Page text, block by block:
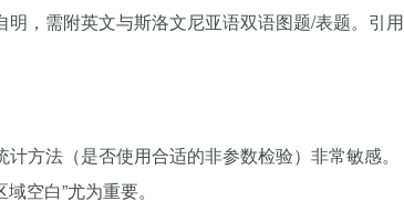
，需附英文与斯洛文尼亚语双语图题/表题。引用
方法（是否使用合适的非参数检验）非常敏感。
空白”尤为重要。